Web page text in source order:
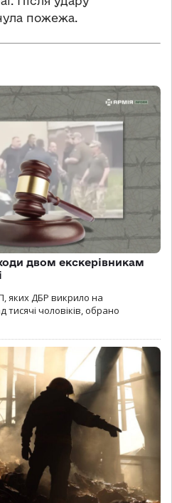
пожежа.
двом екскерівникам
яких ДБР викрило на
чоловіків, обрано